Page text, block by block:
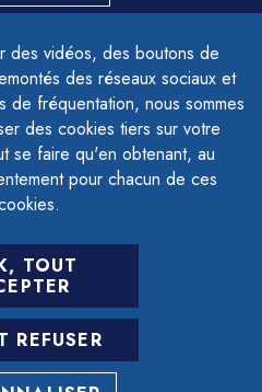
des vidéos, des boutons de
des réseaux sociaux et
de fréquentation, nous sommes
des cookies tiers sur votre
se faire qu'en obtenant, au
pour chacun de ces
TOUT
REFUSER
CONFORME
DU SITE
LÉGALES
LA PROTECTION DES DONNÉES
DES COOKIES
ADRESSE E-MAIL
INSCRIRE :
DÉSINSCRIPTION